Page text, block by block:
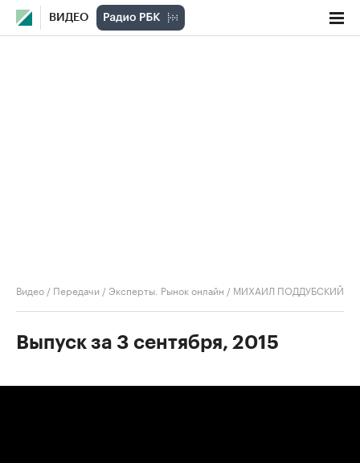
ВИДЕО
Видео / Передачи /Эксперты. Рынок онлайн / МИХАИЛ ПОДДУБСКИЙ
Выпуск за 3 сентября, 2015